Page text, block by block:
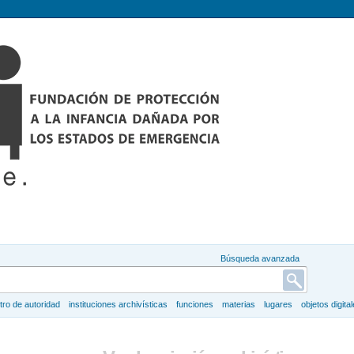
Búsqueda avanzada
de autoridad instituciones archivísticas funciones materias lugares objetos